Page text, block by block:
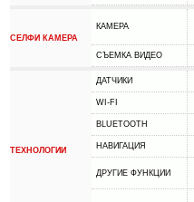
СЕЛФИ КАМЕРА
КАМЕРА
СЪЕМКА ВИДЕО
ТЕХНОЛОГИИ
ДАТЧИКИ
WI-FI
BLUETOOTH
НАВИГАЦИЯ
ДРУГИЕ ФУНКЦИИ